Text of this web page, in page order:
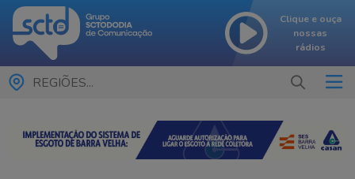
Clique e ouça
nossas
rádios
REGIÕES...